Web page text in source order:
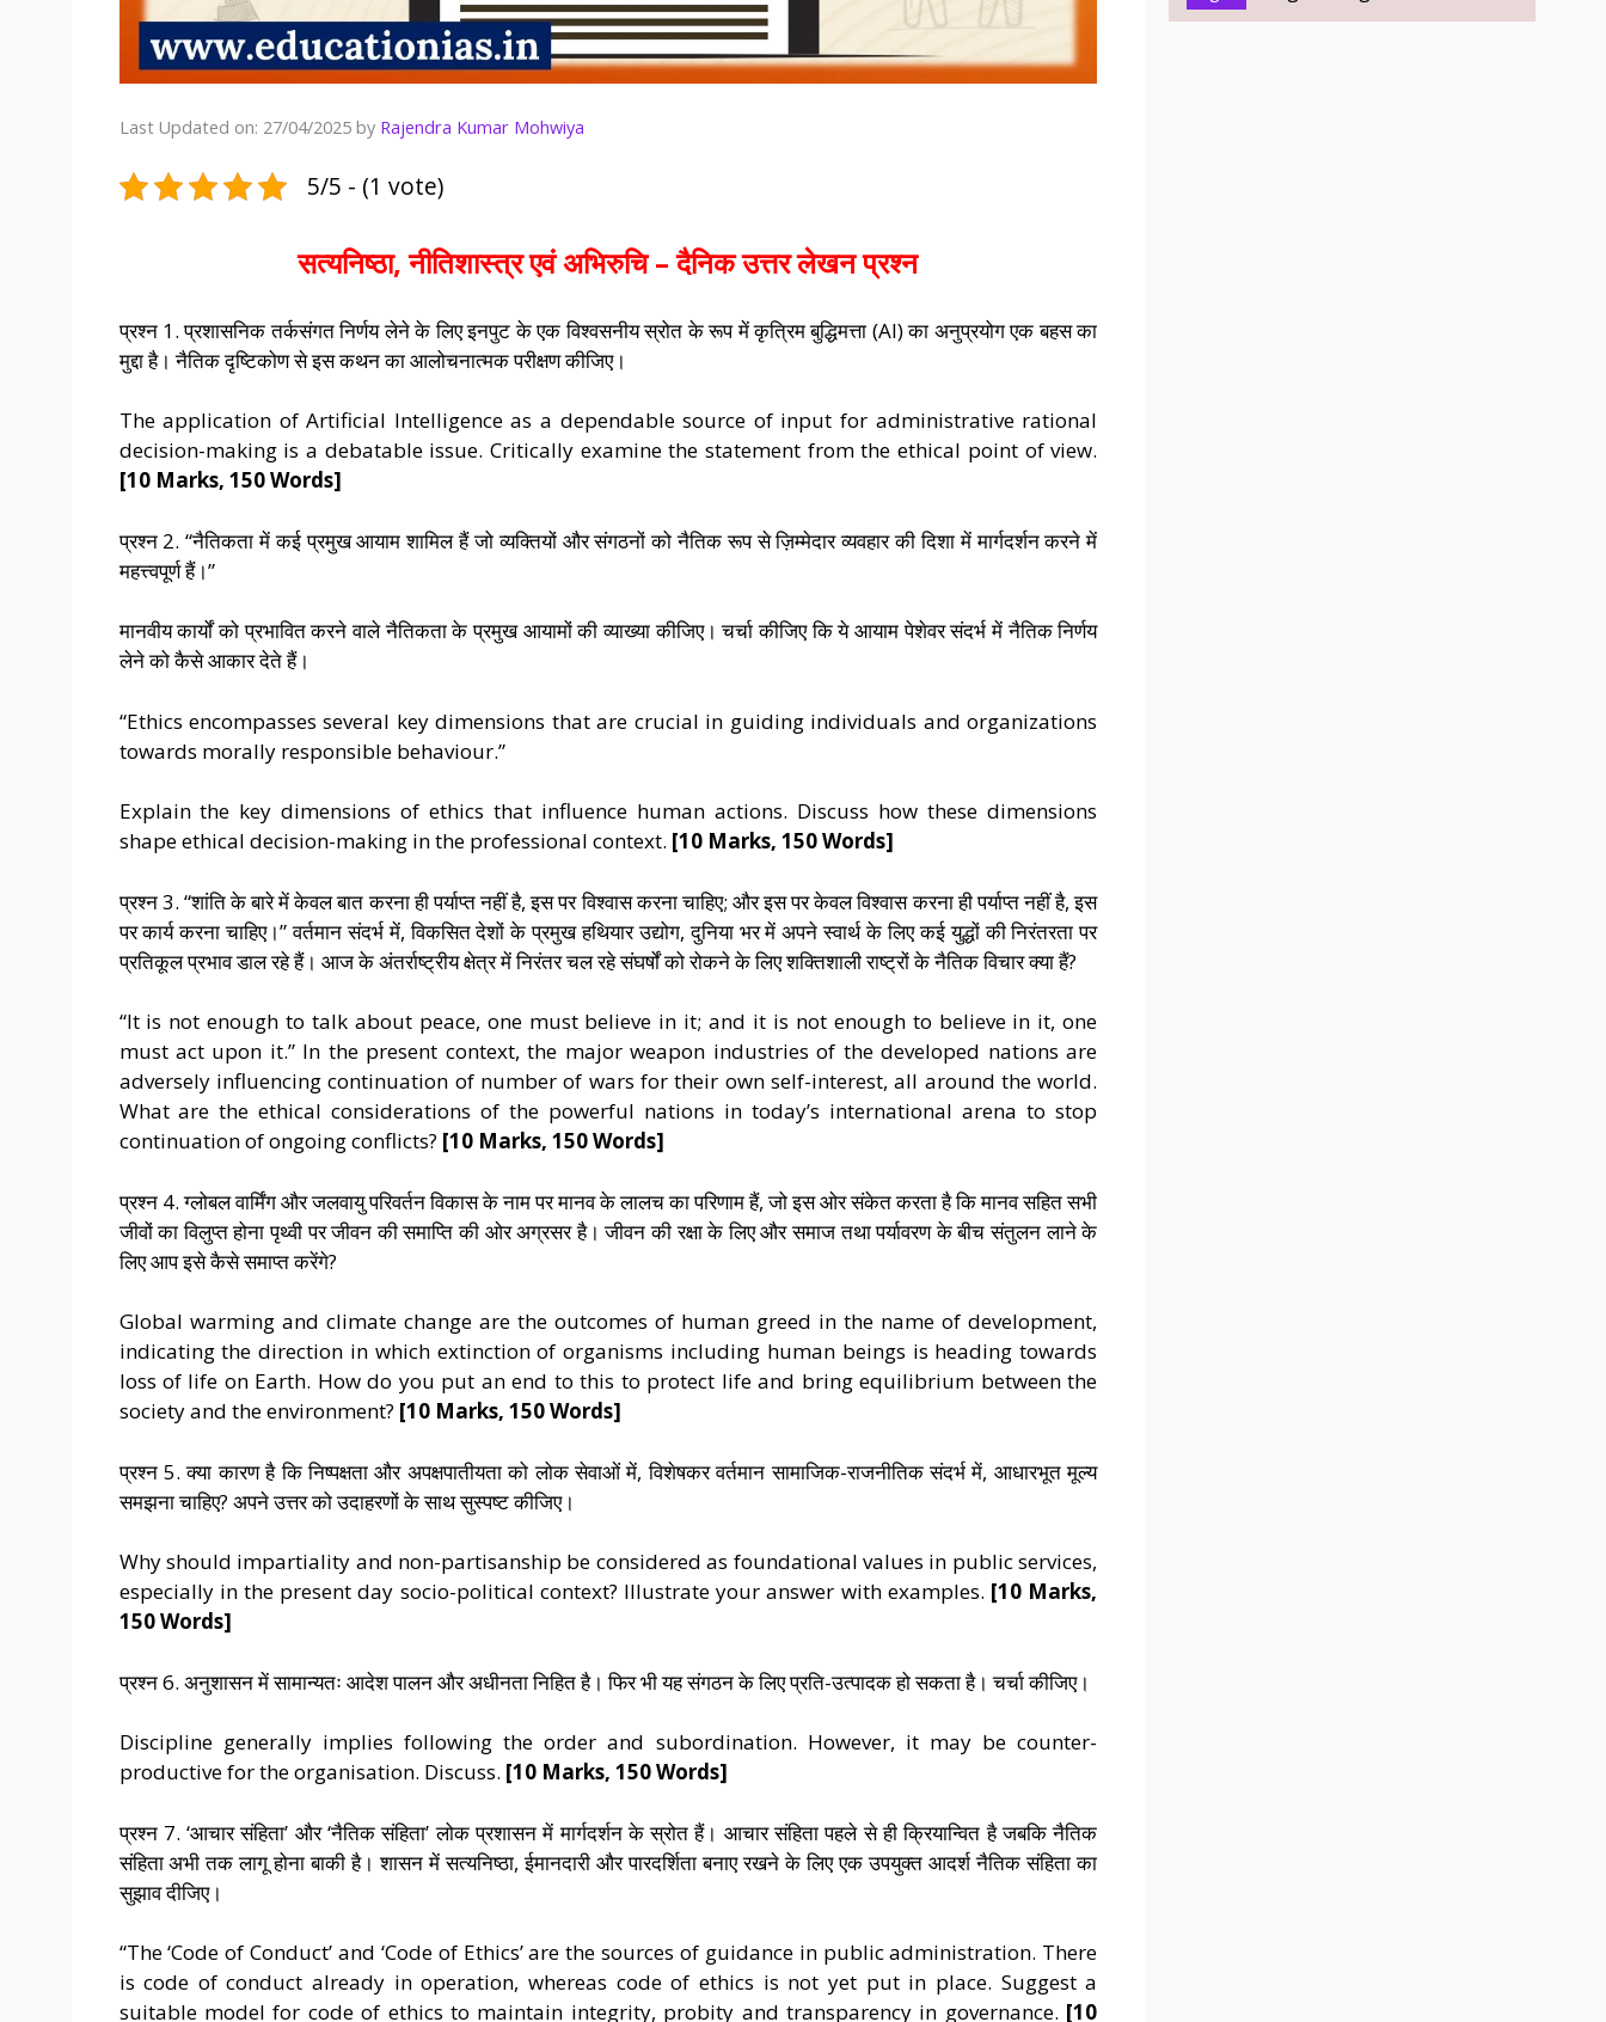
Last Updated on: 27/04/2025 by Rajendra Kumar Mohwiya
5/5 - (1 vote)
सत्यनिष्ठा, नीतिशास्त्र एवं अभिरुचि – दैनिक उत्तर लेखन प्रश्न
प्रश्न 1. प्रशासनिक तर्कसंगत निर्णय लेने के लिए इनपुट के एक विश्वसनीय स्रोत के रूप में कृत्रिम बुद्धिमत्ता (AI) का अनुप्रयोग एक बहस का
मुद्दा है। नैतिक दृष्टिकोण से इस कथन का आलोचनात्मक परीक्षण कीजिए।
The application of Artificial Intelligence as a dependable source of input for administrative rational
decision-making is a debatable issue. Critically examine the statement from the ethical point of view.
[10 Marks, 150 Words]
प्रश्न 2. “नैतिकता में कई प्रमुख आयाम शामिल हैं जो व्यक्तियों और संगठनों को नैतिक रूप से ज़िम्मेदार व्यवहार की दिशा में मार्गदर्शन करने में
महत्त्वपूर्ण हैं।”
मानवीय कार्यों को प्रभावित करने वाले नैतिकता के प्रमुख आयामों की व्याख्या कीजिए। चर्चा कीजिए कि ये आयाम पेशेवर संदर्भ में नैतिक निर्णय
लेने को कैसे आकार देते हैं।
“Ethics encompasses several key dimensions that are crucial in guiding individuals and organizations
towards morally responsible behaviour.”
Explain the key dimensions of ethics that influence human actions. Discuss how these dimensions
shape ethical decision-making in the professional context. [10 Marks, 150 Words]
प्रश्न 3. “शांति के बारे में केवल बात करना ही पर्याप्त नहीं है, इस पर विश्वास करना चाहिए; और इस पर केवल विश्वास करना ही पर्याप्त नहीं है, इस
पर कार्य करना चाहिए।” वर्तमान संदर्भ में, विकसित देशों के प्रमुख हथियार उद्योग, दुनिया भर में अपने स्वार्थ के लिए कई युद्धों की निरंतरता पर
प्रतिकूल प्रभाव डाल रहे हैं। आज के अंतर्राष्ट्रीय क्षेत्र में निरंतर चल रहे संघर्षों को रोकने के लिए शक्तिशाली राष्ट्रों के नैतिक विचार क्या हैं?
“It is not enough to talk about peace, one must believe in it; and it is not enough to believe in it, one
must act upon it.” In the present context, the major weapon industries of the developed nations are
adversely influencing continuation of number of wars for their own self-interest, all around the world.
What are the ethical considerations of the powerful nations in today’s international arena to stop
continuation of ongoing conflicts? [10 Marks, 150 Words]
प्रश्न 4. ग्लोबल वार्मिंग और जलवायु परिवर्तन विकास के नाम पर मानव के लालच का परिणाम हैं, जो इस ओर संकेत करता है कि मानव सहित सभी
जीवों का विलुप्त होना पृथ्वी पर जीवन की समाप्ति की ओर अग्रसर है। जीवन की रक्षा के लिए और समाज तथा पर्यावरण के बीच संतुलन लाने के
लिए आप इसे कैसे समाप्त करेंगे?
Global warming and climate change are the outcomes of human greed in the name of development,
indicating the direction in which extinction of organisms including human beings is heading towards
loss of life on Earth. How do you put an end to this to protect life and bring equilibrium between the
society and the environment? [10 Marks, 150 Words]
प्रश्न 5. क्या कारण है कि निष्पक्षता और अपक्षपातीयता को लोक सेवाओं में, विशेषकर वर्तमान सामाजिक-राजनीतिक संदर्भ में, आधारभूत मूल्य
समझना चाहिए? अपने उत्तर को उदाहरणों के साथ सुस्पष्ट कीजिए।
Why should impartiality and non-partisanship be considered as foundational values in public services,
especially in the present day socio-political context? Illustrate your answer with examples. [10 Marks,
150 Words]
प्रश्न 6. अनुशासन में सामान्यतः आदेश पालन और अधीनता निहित है। फिर भी यह संगठन के लिए प्रति-उत्पादक हो सकता है। चर्चा कीजिए।
Discipline generally implies following the order and subordination. However, it may be counter-
productive for the organisation. Discuss. [10 Marks, 150 Words]
प्रश्न 7. ‘आचार संहिता’ और ‘नैतिक संहिता’ लोक प्रशासन में मार्गदर्शन के स्रोत हैं। आचार संहिता पहले से ही क्रियान्वित है जबकि नैतिक
संहिता अभी तक लागू होना बाकी है। शासन में सत्यनिष्ठा, ईमानदारी और पारदर्शिता बनाए रखने के लिए एक उपयुक्त आदर्श नैतिक संहिता का
सुझाव दीजिए।
“The ‘Code of Conduct’ and ‘Code of Ethics’ are the sources of guidance in public administration. There
is code of conduct already in operation, whereas code of ethics is not yet put in place. Suggest a
suitable model for code of ethics to maintain integrity, probity and transparency in governance. [10